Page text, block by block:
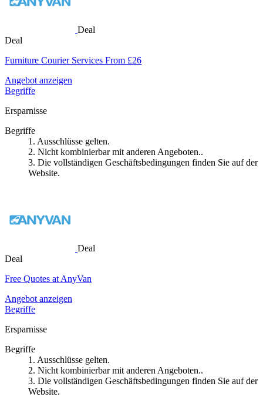
Deal
Deal
Furniture Courier Services From £26
Angebot anzeigen
Begriffe
Ersparnisse
Begriffe
1. Ausschlüsse gelten.
2. Nicht kombinierbar mit anderen Angeboten..
3. Die vollständigen Geschäftsbedingungen finden Sie auf der
Website.
Deal
Deal
Free Quotes at AnyVan
Angebot anzeigen
Begriffe
Ersparnisse
Begriffe
1. Ausschlüsse gelten.
2. Nicht kombinierbar mit anderen Angeboten..
3. Die vollständigen Geschäftsbedingungen finden Sie auf der
Website.